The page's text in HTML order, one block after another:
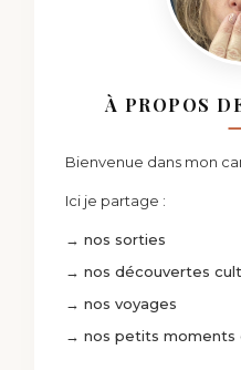
À PROPOS
Bienvenue dans mon
Ici je partage :
→ nos sorties
→ nos découvertes
→ nos voyages
→ nos petits moments